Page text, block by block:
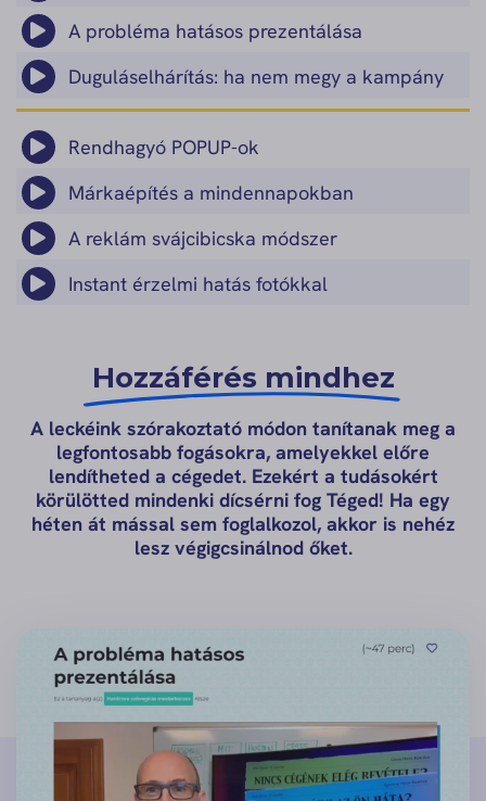
A probléma hatásos prezentálása
Duguláselhárítás: ha nem megy a kampány
Rendhagyó POPUP-ok
Márkaépítés a mindennapokban
A reklám svájcibicska módszer
Instant érzelmi hatás fotókkal
Hozzáférés mindhez
A leckéink szórakoztató módon tanítanak meg a
legfontosabb fogásokra, amelyekkel előre
lendítheted a cégedet. Ezekért a tudásokért
körülötted mindenki dícsérni fog Téged! Ha egy
héten át mással sem foglalkozol, akkor is nehéz
lesz végigcsinálnod őket.